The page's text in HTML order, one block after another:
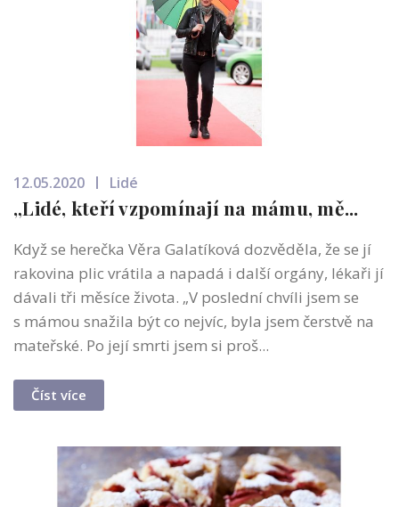
12.05.2020 Lidé
„Lidé, kteří vzpomínají na mámu, mě...
Když se herečka Věra Galatíková dozvěděla, že se jí
rakovina plic vrátila a napadá i další orgány, lékaři jí
dávali tři měsíce života. „V poslední chvíli jsem se
s mámou snažila být co nejvíc, byla jsem čerstvě na
mateřské. Po její smrti jsem si proš...
Číst více